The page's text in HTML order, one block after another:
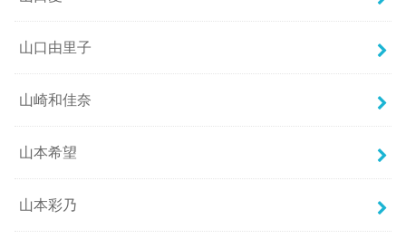
山口由里子
山崎和佳奈
山本希望
山本彩乃